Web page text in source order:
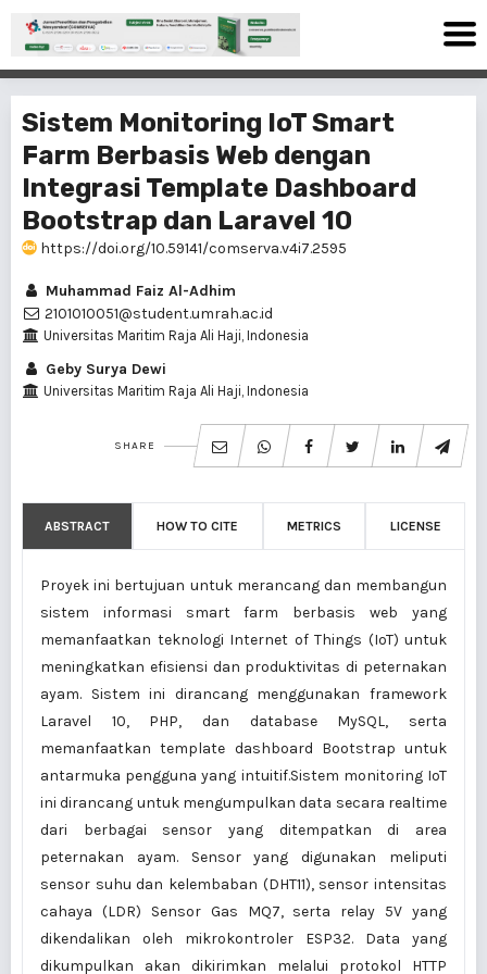
Sistem Monitoring IoT Smart
Farm Berbasis Web dengan
Integrasi Template Dashboard
Bootstrap dan Laravel 10
https://doi.org/10.59141/comserva.v4i7.2595
Muhammad Faiz Al-Adhim
2101010051@student.umrah.ac.id
Universitas Maritim Raja Ali Haji, Indonesia
Geby Surya Dewi
Universitas Maritim Raja Ali Haji, Indonesia
SHARE
ABSTRACT HOW TO CITE METRICS LICENSE
Proyek ini bertujuan untuk merancang dan membangun
sistem informasi smart farm berbasis web yang
memanfaatkan teknologi Internet of Things (IoT) untuk
meningkatkan efisiensi dan produktivitas di peternakan
ayam. Sistem ini dirancang menggunakan framework
Laravel 10, PHP, dan database MySQL, serta
memanfaatkan template dashboard Bootstrap untuk
antarmuka pengguna yang intuitif.Sistem monitoring IoT
ini dirancang untuk mengumpulkan data secara realtime
dari berbagai sensor yang ditempatkan di area
peternakan ayam. Sensor yang digunakan meliputi
sensor suhu dan kelembaban (DHT11), sensor intensitas
cahaya (LDR) Sensor Gas MQ7, serta relay 5V yang
dikendalikan oleh mikrokontroler ESP32. Data yang
dikumpulkan akan dikirimkan melalui protokol HTTP